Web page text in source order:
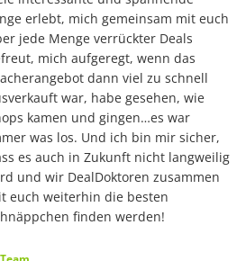
erlebt, mich gemeinsam mit euch
jede Menge verrückter Deals
mich aufgeregt, wenn das
dann viel zu schnell
war, habe gesehen, wie
kamen und gingen…es war
was los. Und ich bin mir sicher,
es auch in Zukunft nicht langweilig
und wir DealDoktoren zusammen
euch weiterhin die besten
finden werden!